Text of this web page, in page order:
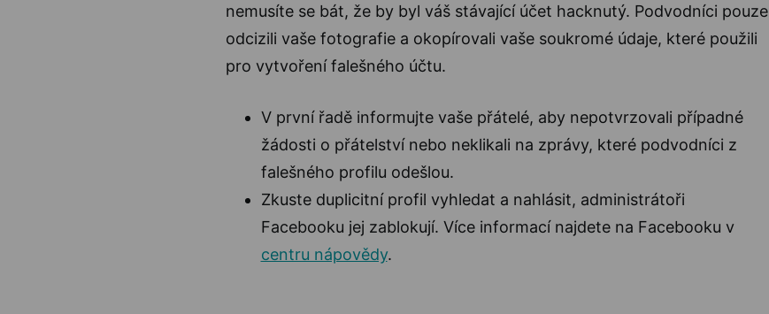
nemusíte se bát, že by byl váš stávající účet hacknutý. Podvodníci pouze
odcizili vaše fotografie a okopírovali vaše soukromé údaje, které použili
pro vytvoření falešného účtu.
V první řadě informujte vaše přátelé, aby nepotvrzovali případné
žádosti o přátelství nebo neklikali na zprávy, které podvodníci z
falešného profilu odešlou.
Zkuste duplicitní profil vyhledat a nahlásit, administrátoři
Facebooku jej zablokují. Více informací najdete na Facebooku v
centru nápovědy.